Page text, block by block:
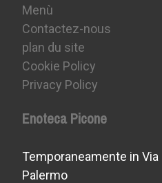
Menù
Contactez-nous
plan du site
Cookie Policy
Privacy Policy
Enoteca Picone
Temporaneamente in Via
Palermo